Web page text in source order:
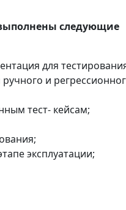
следующие
для
и
тест- кейсам;
эксплуатации;